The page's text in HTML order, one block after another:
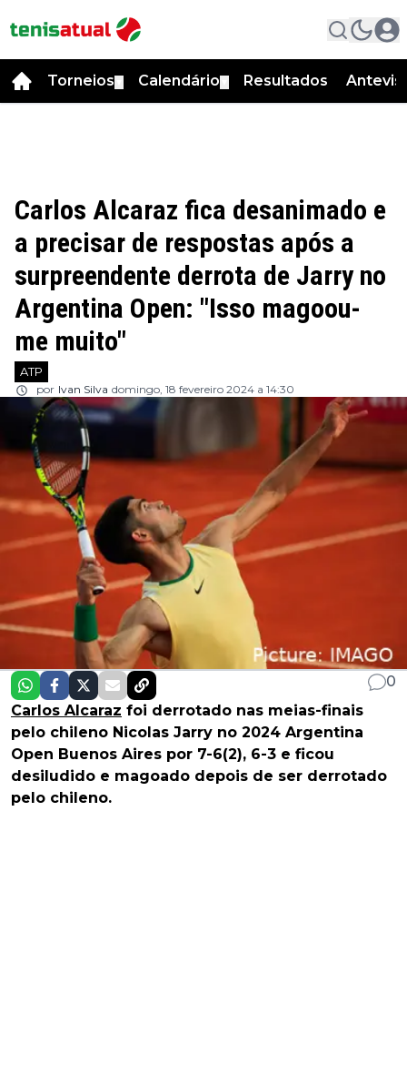
Torneios Calendário Resultados
Carlos Alcaraz fica desanimado e
a precisar de respostas após a
surpreendente derrota de Jarry no
Argentina Open: "Isso magoou-
me muito"
ATP
por Ivan Silva domingo, 18 fevereiro 2024 a 14:30
0
Carlos Alcaraz foi derrotado nas meias-finais
pelo chileno Nicolas Jarry no 2024 Argentina
Open Buenos Aires por 7-6(2), 6-3 e ficou
desiludido e magoado depois de ser derrotado
pelo chileno.